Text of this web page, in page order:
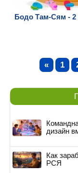
Бодо Там-Сям - 2
« 1
дизайн
Как
РСЯ